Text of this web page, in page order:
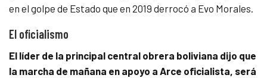
en el golpe de Estado que en 2019 derrocó a Evo Morales.
El oficialismo
El líder de la principal central obrera boliviana dijo que
la marcha de mañana en apoyo a Arce oficialista, será